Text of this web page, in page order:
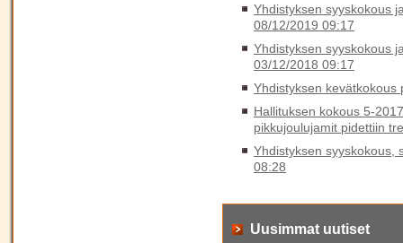
Yhdistyksen syyskokous
08/12/2019 09:17
Yhdistyksen syyskokous
03/12/2018 09:17
Yhdistyksen
Hallituksen kokous 5-
pikkujoulujamit pidettiin
Yhdistyksen syyskokous,
08:28
Uusimmat uutiset